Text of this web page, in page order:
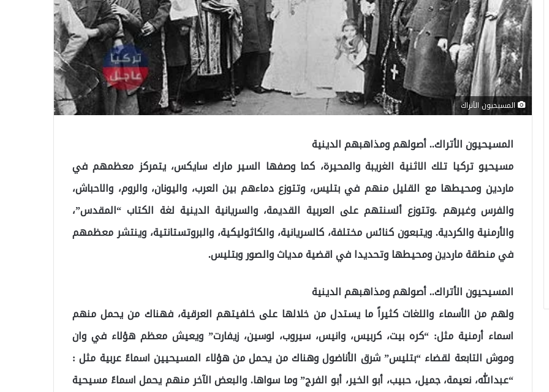
المسيحيون الأتراك
المسيحيون الأتراك.. أصولهم ومذاهبهم الدينية
مسيحيو تركيا تلك الاثنية الغريبة والمحيرة، كما وصفها السير مارك سايكس، يتمركز معظمهم في
ماردين ومحيطها مع القليل منهم في بتليس، وتتوزع دماءهم بين العرب، واليونان، والروم، والاحباش،
والفرس وغيرهم .وتتوزع ألسنتهم على العربية القديمة، والسريانية الدينية لغة الكتاب “المقدس”،
والأرمنية والكردية. ويتبعون كنائس مختلفة، كالسريانية، والكاثوليكية، والبروتستانتية، وينتشر معظمهم
في منطقة ماردين ومحيطها وتحديدا في اقضية مدياث والصور وبتليس.
المسيحيون الأتراك.. أصولهم ومذاهبهم الدينية
ولهم من الأسماء واللغات كثيراً ما يستدل من خلالها على خلفيتهم العرقية، فهناك من يحمل منهم
اسماء أرمنية مثل: “كره بيت، كربيس، وانيس، سيروب، لوسين، زيفارت” ويعيش معظم هؤلاء في وان
وموش التابعة لقضاء “بتليس” شرق الأناضول وهناك من يحمل من هؤلاء المسيحيين اسماءً عربية مثل :
“عبدالله، نعيمة، جميل، حبيب، أبو الخير، أبو الفرج” وما سواها. والبعض الآخر منهم يحمل اسماءً مسيحية